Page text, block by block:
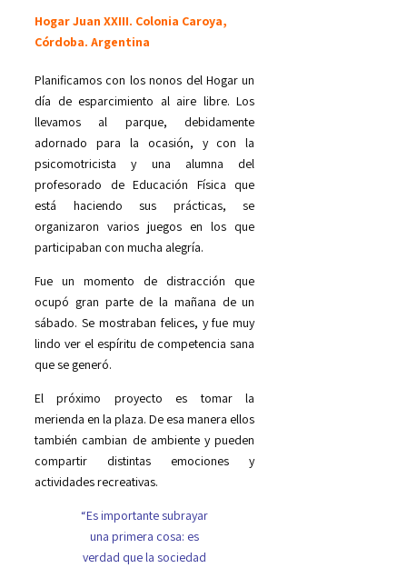
Hogar Juan XXIII. Colonia Caroya,
Córdoba. Argentina
Planificamos con los nonos del Hogar un
día de esparcimiento al aire libre. Los
llevamos al parque, debidamente
adornado para la ocasión, y con la
psicomotricista y una alumna del
profesorado de Educación Física que
está haciendo sus prácticas, se
organizaron varios juegos en los que
participaban con mucha alegría.
Fue un momento de distracción que
ocupó gran parte de la mañana de un
sábado. Se mostraban felices, y fue muy
lindo ver el espíritu de competencia sana
que se generó.
El próximo proyecto es tomar la
merienda en la plaza. De esa manera ellos
también cambian de ambiente y pueden
compartir distintas emociones y
actividades recreativas.
“Es importante subrayar
una primera cosa: es
verdad que la sociedad